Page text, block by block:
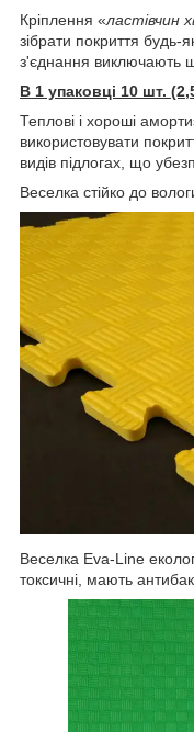
Кріплення «ластівчин
зібрати покриття будь-
з'єднання виключають
В 1 упаковці 10 шт.
Теплові і хороші
використовувати
видів підлогах, що
Веселка стійко до
Веселка Eva-Line
токсичні, мають